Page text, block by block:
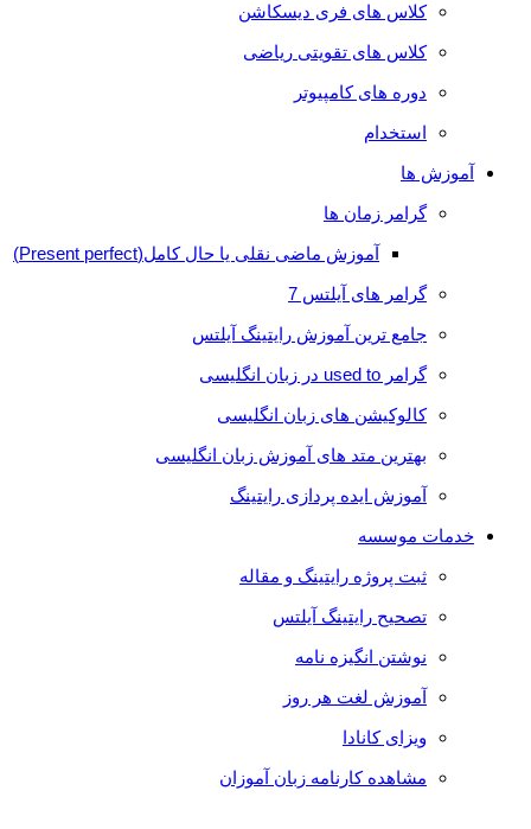
کلاس های فری دیسکاشن
کلاس های تقویتی ریاضی
دوره های کامپیوتر
استخدام
آموزش ها
گرامر زمان ها
آموزش ماضی نقلی یا حال کامل(Present perfect)
گرامر های آیلتس 7
جامع ترین آموزش رایتینگ آیلتس
گرامر used to در زبان انگلیسی
کالوکیشن های زبان انگلیسی
بهترین متد های آموزش زبان انگلیسی
آموزش ایده پردازی رایتینگ
خدمات موسسه
ثبت پروژه رایتینگ و مقاله
تصحیح رایتینگ آیلتس
نوشتن انگیزه نامه
آموزش لغت هر روز
ویزای کانادا
مشاهده کارنامه زبان آموزان